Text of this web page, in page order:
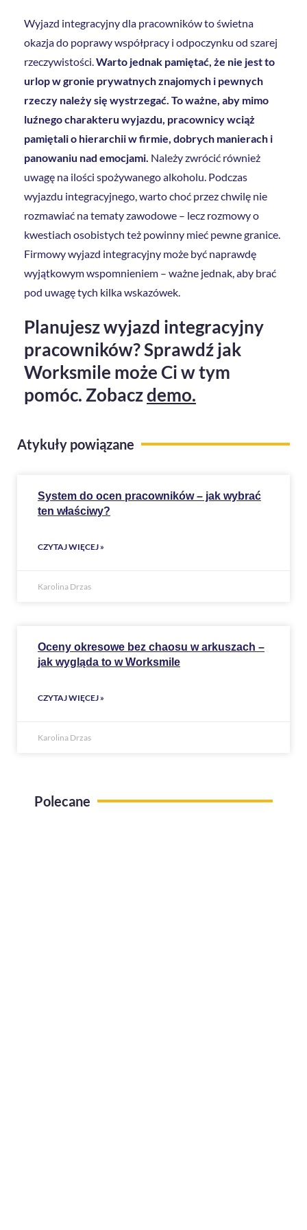
Wyjazd integracyjny dla pracowników to świetna
okazja do poprawy współpracy i odpoczynku od szarej
rzeczywistości.Warto jednak pamiętać, że nie jest to
urlop w gronie prywatnych znajomych i pewnych
rzeczy należy się wystrzegać. To ważne, aby mimo
luźnego charakteru wyjazdu, pracownicy wciąż
pamiętali o hierarchii w firmie, dobrych manierach i
panowaniu nad emocjami. Należy zwrócić również
uwagę na ilości spożywanego alkoholu. Podczas
wyjazdu integracyjnego, warto choć przez chwilę nie
rozmawiać na tematy zawodowe – lecz rozmowy o
kwestiach osobistych też powinny mieć pewne granice.
Firmowy wyjazd integracyjny może być naprawdę
wyjątkowym wspomnieniem – ważne jednak, aby brać
pod uwagę tych kilka wskazówek.
Planujesz wyjazd integracyjny
pracowników? Sprawdź jak
Worksmile może Ci w tym
pomóc. Zobaczdemo.
Atykuły powiązane
System do ocen pracowników – jak wybrać
ten właściwy?
CZYTAJ WIĘCEJ »
Karolina Drzas
Oceny okresowe bez chaosu w arkuszach –
jak wygląda to w Worksmile
CZYTAJ WIĘCEJ »
Karolina Drzas
Polecane